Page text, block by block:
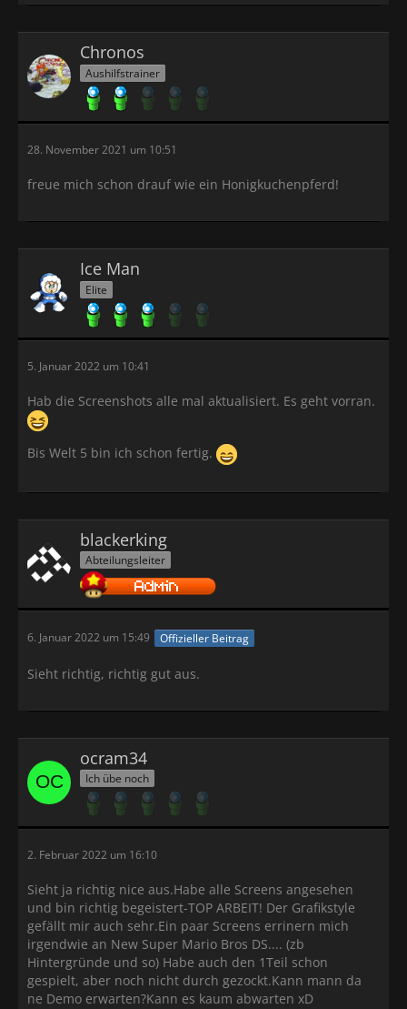
Chronos
Aushilfstrainer
28. November 2021 um 10:51
freue mich schon drauf wie ein Honigkuchenpferd!
Ice Man
Elite
5. Januar 2022 um 10:41
Hab die Screenshots alle mal aktualisiert. Es geht vorran.
Bis Welt 5 bin ich schon fertig.
blackerking
Abteilungsleiter
6. Januar 2022 um 15:49 Offizieller Beitrag
Sieht richtig, richtig gut aus.
ocram34
Ich übe noch
2. Februar 2022 um 16:10
Sieht ja richtig nice aus.Habe alle Screens angesehen
und bin richtig begeistert-TOP ARBEIT! Der Grafikstyle
gefällt mir auch sehr.Ein paar Screens errinern mich
irgendwie an New Super Mario Bros DS.... (zb
Hintergründe und so) Habe auch den 1Teil schon
gespielt, aber noch nicht durch gezockt.Kann mann da
ne Demo erwarten?Kann es kaum abwarten xD